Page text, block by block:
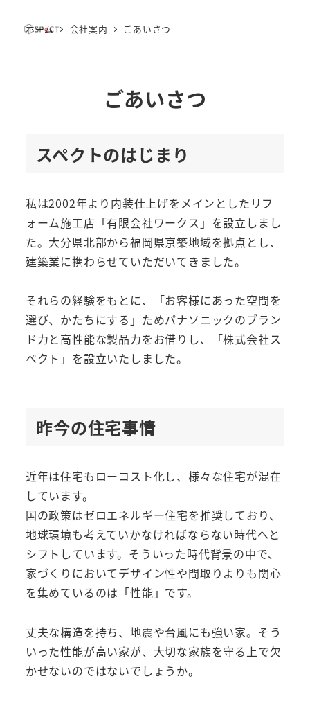
ホーム 会社案内 ごあいさつ
ごあいさつ
スペクトのはじまり
私は2002年より内装仕上げをメインとしたリフ
ォーム施工店「有限会社ワークス」を設立しまし
た。大分県北部から福岡県京築地域を拠点とし、
建築業に携わらせていただいてきました。
それらの経験をもとに、「お客様にあった空間を
選び、かたちにする」ためパナソニックのブラン
ド力と高性能な製品力をお借りし、「株式会社ス
ペクト」を設立いたしました。
昨今の住宅事情
近年は住宅もローコスト化し、様々な住宅が混在
しています。
国の政策はゼロエネルギー住宅を推奨しており、
地球環境も考えていかなければならない時代へと
シフトしています。そういった時代背景の中で、
家づくりにおいてデザイン性や間取りよりも関心
を集めているのは「性能」です。
丈夫な構造を持ち、地震や台風にも強い家。そう
いった性能が高い家が、大切な家族を守る上で欠
かせないのではないでしょうか。